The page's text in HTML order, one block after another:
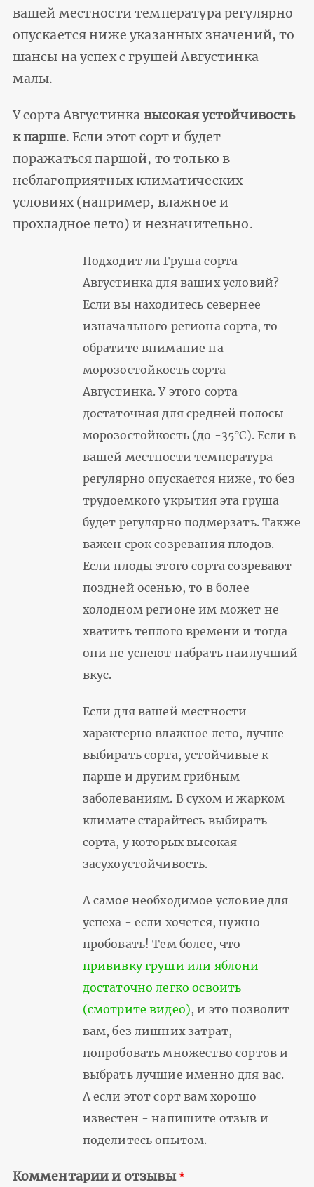
вашей местности температура регулярно
опускается ниже указанных значений, то
шансы на успех с грушей Августинка
малы.
У сорта Августинка высокая устойчивость
к парше. Если этот сорт и будет
поражаться паршой, то только в
неблагоприятных климатических
условиях (например, влажное и
прохладное лето) и незначительно.
Подходит ли Груша сорта
Августинка для ваших условий?
Если вы находитесь севернее
изначального региона сорта, то
обратите внимание на
морозостойкость сорта
Августинка. У этого сорта
достаточная для средней полосы
морозостойкость (до -35°С). Если в
вашей местности температура
регулярно опускается ниже, то без
трудоемкого укрытия эта груша
будет регулярно подмерзать. Также
важен срок созревания плодов.
Если плоды этого сорта созревают
поздней осенью, то в более
холодном регионе им может не
хватить теплого времени и тогда
они не успеют набрать наилучший
вкус.
Если для вашей местности
характерно влажное лето, лучше
выбирать сорта, устойчивые к
парше и другим грибным
заболеваниям. В сухом и жарком
климате старайтесь выбирать
сорта, у которых высокая
засухоустойчивость.
А самое необходимое условие для
успеха - если хочется, нужно
пробовать! Тем более, что
прививку груши или яблони
достаточно легко освоить
(смотрите видео), и это позволит
вам, без лишних затрат,
попробовать множество сортов и
выбрать лучшие именно для вас.
А если этот сорт вам хорошо
известен - напишите отзыв и
поделитесь опытом.
Комментарии и отзывы